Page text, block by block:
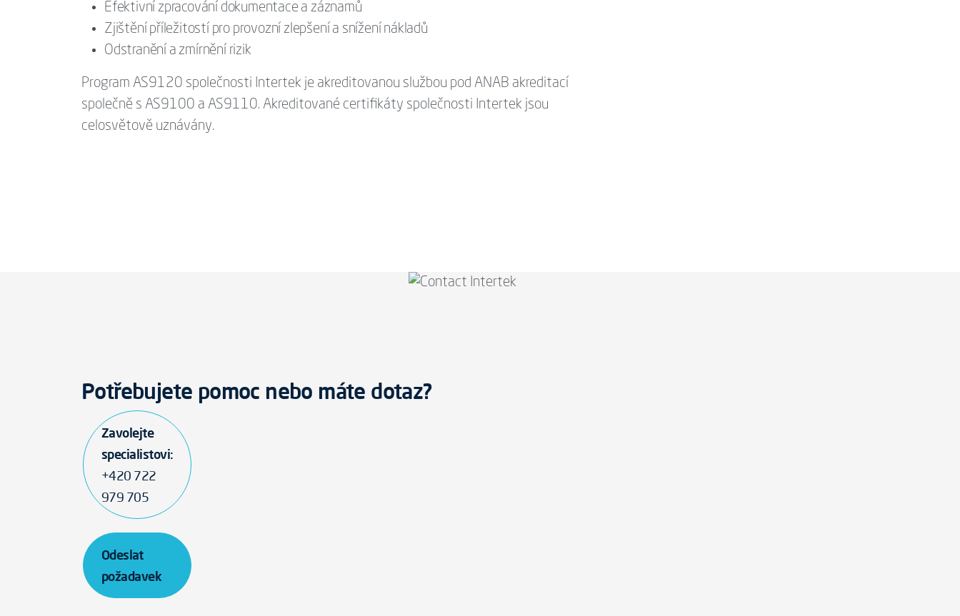
Efektivní zpracování dokumentace a záznamů
Zjištění příležitostí pro provozní zlepšení a snížení nákladů
Odstranění a zmírnění rizik
Program AS9120 společnosti Intertek je akreditovanou službou pod ANAB akreditací
společně s AS9100 a AS9110. Akreditované certifikáty společnosti Intertek jsou
celosvětově uznávány.
Potřebujete pomoc nebo máte dotaz?
Zavolejte
specialistovi:
+420 722
979 705
Odeslat
požadavek